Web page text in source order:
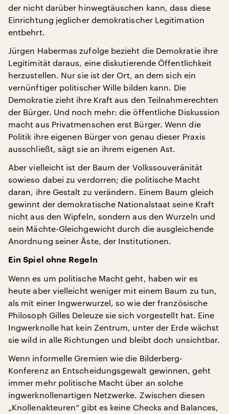
der nicht darüber hinwegtäuschen kann, dass diese
Einrichtung jeglicher demokratischer Legitimation
entbehrt.
Jürgen Habermas zufolge bezieht die Demokratie ihre
Legitimität daraus, eine diskutierende Öffentlichkeit
herzustellen. Nur sie ist der Ort, an dem sich ein
vernünftiger politischer Wille bilden kann. Die
Demokratie zieht ihre Kraft aus den Teilnahmerechten
der Bürger. Und noch mehr: die öffentliche Diskussion
macht aus Privatmenschen erst Bürger. Wenn die
Politik ihre eigenen Bürger von genau dieser Praxis
ausschließt, sägt sie an ihrem eigenen Ast.
Aber vielleicht ist der Baum der Volkssouveränität
sowieso dabei zu verdorren; die politische Macht
daran, ihre Gestalt zu verändern. Einem Baum gleich
gewinnt der demokratische Nationalstaat seine Kraft
nicht aus den Wipfeln, sondern aus den Wurzeln und
sein Mächte-Gleichgewicht durch die ausgleichende
Anordnung seiner Äste, der Institutionen.
Ein Spiel ohne Regeln
Wenn es um politische Macht geht, haben wir es
heute aber vielleicht weniger mit einem Baum zu tun,
als mit einer Ingwerwurzel, so wie der französische
Philosoph Gilles Deleuze sie sich vorgestellt hat. Eine
Ingwerknolle hat kein Zentrum, unter der Erde wächst
sie wild in alle Richtungen und bleibt doch unsichtbar.
Wenn informelle Gremien wie die Bilderberg-
Konferenz an Entscheidungsgewalt gewinnen, geht
immer mehr politische Macht über an solche
ingwerknollenartigen Netzwerke. Zwischen diesen
„Knollenakteuren“ gibt es keine Checks and Balances,